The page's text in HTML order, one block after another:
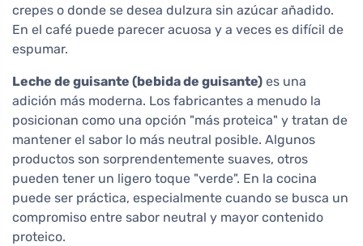
crepes o donde se desea dulzura sin azúcar añadido.
En el café puede parecer acuosa y a veces es difícil de
espumar.
Leche de guisante (bebida de guisante) es una
adición más moderna. Los fabricantes a menudo la
posicionan como una opción "más proteica" y tratan de
mantener el sabor lo más neutral posible. Algunos
productos son sorprendentemente suaves, otros
pueden tener un ligero toque "verde". En la cocina
puede ser práctica, especialmente cuando se busca un
compromiso entre sabor neutral y mayor contenido
proteico.